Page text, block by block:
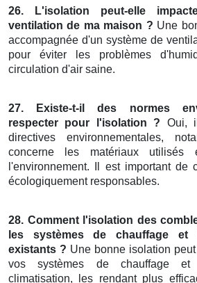
26. L'isolation peut-elle
ventilation de ma maison ? Une
accompagnée d'un système de
pour éviter les problèmes
circulation d'air saine.
27. Existe-t-il des normes
respecter pour l'isolation ? Oui,
directives environnementales,
concerne les matériaux
l'environnement. Il est important de
écologiquement responsables.
28. Comment l'isolation des
les systèmes de chauffage et
existants ? Une bonne isolation
vos systèmes de chauffage et
climatisation, les rendant plus